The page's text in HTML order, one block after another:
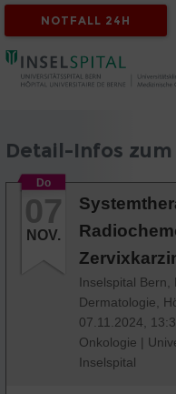
NOTFALL 24H
Detail-Infos
Do
07
NOV.
Inselspital Bern,
Dermatologie,
07.11.2024,
Onkologie |
Inselspital